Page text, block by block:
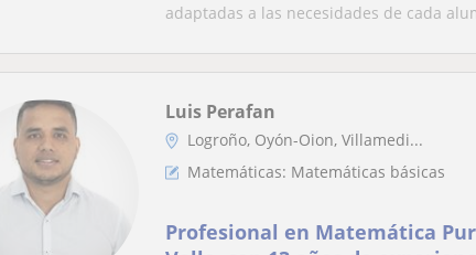
adaptadas a las necesidades de cada
Luis Perafan
Logroño, Oyón-Oion, Villamedi...
Matemáticas: Matemáticas básicas
Profesional en Matemática